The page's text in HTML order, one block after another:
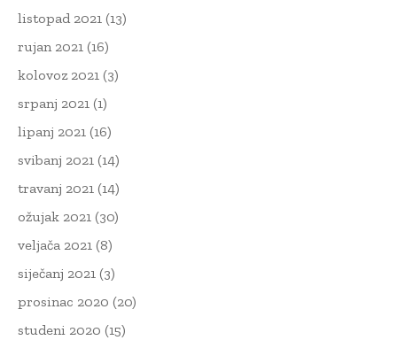
listopad 2021 (13)
rujan 2021 (16)
kolovoz 2021 (3)
srpanj 2021 (1)
lipanj 2021 (16)
svibanj 2021 (14)
travanj 2021 (14)
ožujak 2021 (30)
veljača 2021 (8)
siječanj 2021 (3)
prosinac 2020 (20)
studeni 2020 (15)